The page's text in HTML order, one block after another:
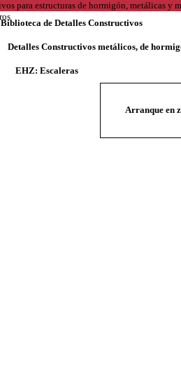
Biblioteca de Detalles Constructivos
Detalles Constructivos metálicos, de
EHZ: Escaleras
Arranque en